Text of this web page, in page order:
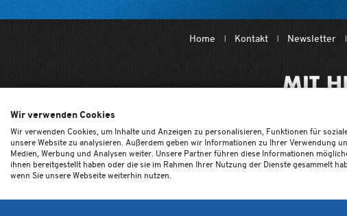
Home Kontakt Newsletter
Wir verwenden Cookies
Wir verwenden Cookies, um Inhalte und Anzeigen zu personalisieren, Funktionen für
unsere Website zu analysieren. Außerdem geben wir Informationen zu Ihrer Verwendung
Medien, Werbung und Analysen weiter. Unsere Partner führen diese Informationen
ihnen bereitgestellt haben oder die sie im Rahmen Ihrer Nutzung der Dienste gesammelt
wenn Sie unsere Webseite weiterhin nutzen.